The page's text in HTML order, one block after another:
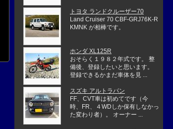
トヨタ ランドクルーザー70
Land Cruiser 70 CBF-GRJ76K-R
KMNK が相棒です。
ホンダ XL125R
おそらく１９８２年式です。 整
備後、登録したいと思います。
登録できるかまだ車体を見 ...
スズキ アルトラパン
FF、CVT車は初めてです（今
時、FR、４WDしか保有しなかっ
た変わり者）。 オーナー ...